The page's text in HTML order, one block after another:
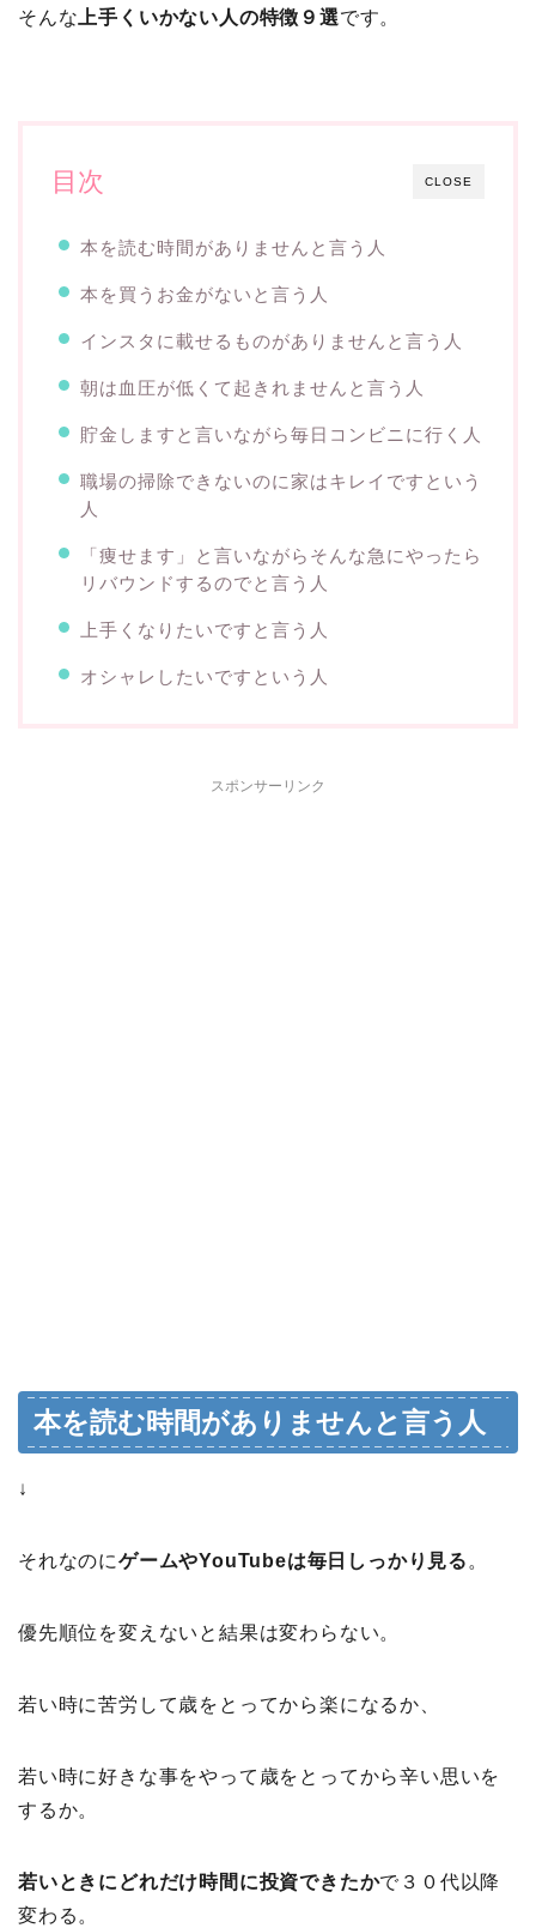
そんな 上手くいかない人の特徴９選です。
CLOSE
目次
本を読む時間がありませんと言う人
本を買うお金がないと言う人
インスタに載せるものがありませんと言う人
朝は血圧が低くて起きれませんと言う人
貯金しますと言いながら毎日コンビニに行く人
職場の掃除できないのに家はキレイですという
人
「痩せます」と言いながらそんな急にやったら
リバウンドするのでと言う人
上手くなりたいですと言う人
オシャレしたいですという人
スポンサーリンク
本を読む時間がありませんと言う人
↓
それなのにゲームやYouTubeは毎日しっかり見る 。
優先順位を変えないと結果は変わらない。
若い時に苦労して歳をとってから楽になるか、
若い時に好きな事をやって歳をとってから辛い思いを
するか。
若いときにどれだけ時間に投資できたかで３０代以降
変わる。